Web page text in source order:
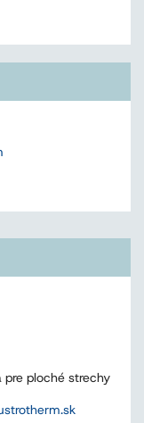
ploché strechy